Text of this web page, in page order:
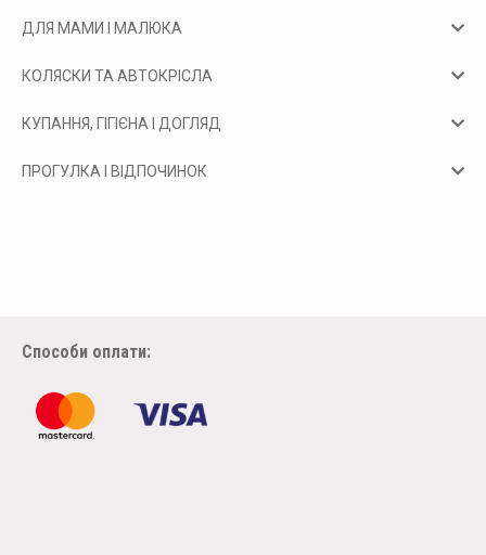
ДЛЯ МАМИ І МАЛЮКА
КОЛЯСКИ ТА АВТОКРІСЛА
КУПАННЯ, ГІГІЄНА І ДОГЛЯД
ПРОГУЛКА І ВІДПОЧИНОК
Способи оплати: